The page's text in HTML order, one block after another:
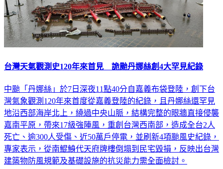
台灣天氣觀測史120年來首見 詭颱丹娜絲創4大罕見紀錄
中颱「丹娜絲」於7日深夜11點40分自嘉義布袋登陸，創下台
灣氣象觀測120年來首度從嘉義登陸的紀錄，且丹娜絲還罕見
地沿西部海岸北上，繞過中央山脈，結構完整的眼牆直接侵襲
嘉南平原，帶來17級強陣風，重創台灣西南部，造成全台2人
死亡、逾300人受傷、近50萬戶停電，並刷新4項颱風史紀錄，
專家表示，從南鯤鯓代天府牌樓倒塌到民宅毀損，反映出台灣
建築物防風規範及基礎設施的抗災能力需全面檢討。